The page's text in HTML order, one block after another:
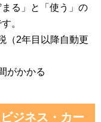
る」と「使う」の
。
（2年目以降自動更
がかかる
ジネス・カー